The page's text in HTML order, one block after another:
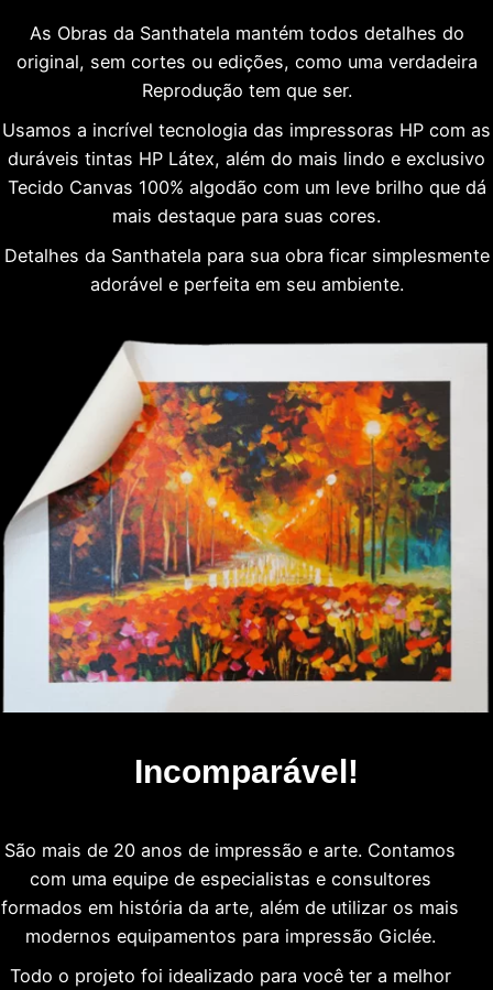
As Obras da Santhatela mantém todos detalhes do
original, sem cortes ou edições, como uma verdadeira
Reprodução tem que ser.
Usamos a incrível tecnologia das impressoras HP com as
duráveis tintas HP Látex, além do mais lindo e exclusivo
Tecido Canvas 100% algodão com um leve brilho que dá
mais destaque para suas cores.
Detalhes da Santhatela para sua obra ficar simplesmente
adorável e perfeita em seu ambiente.
Incomparável!
São mais de 20 anos de impressão e arte. Contamos
com uma equipe de especialistas e consultores
formados em história da arte, além de utilizar os mais
modernos equipamentos para impressão Giclée.
Todo o projeto foi idealizado para você ter a melhor